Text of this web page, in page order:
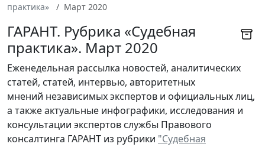
практика»
Март 2020
ГАРАНТ. Рубрика «Судебная
практика». Март 2020
Еженедельная рассылка новостей, аналитических
статей, статей, интервью, авторитетных
мнений независимых экспертов и официальных лиц,
а также актуальные инфографики, исследования и
консультации экспертов службы Правового
консалтинга ГАРАНТ из рубрики "Судебная